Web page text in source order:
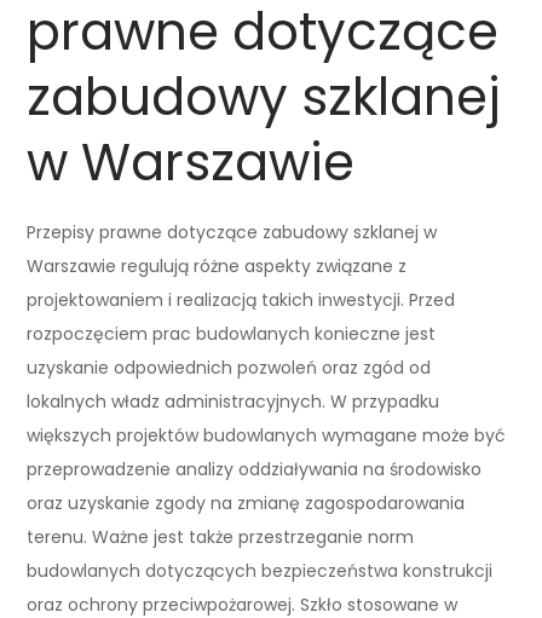
prawne dotyczące
zabudowy szklanej
w Warszawie
Przepisy prawne dotyczące zabudowy szklanej w
Warszawie regulują różne aspekty związane z
projektowaniem i realizacją takich inwestycji. Przed
rozpoczęciem prac budowlanych konieczne jest
uzyskanie odpowiednich pozwoleń oraz zgód od
lokalnych władz administracyjnych. W przypadku
większych projektów budowlanych wymagane może być
przeprowadzenie analizy oddziaływania na środowisko
oraz uzyskanie zgody na zmianę zagospodarowania
terenu. Ważne jest także przestrzeganie norm
budowlanych dotyczących bezpieczeństwa konstrukcji
oraz ochrony przeciwpożarowej. Szkło stosowane w